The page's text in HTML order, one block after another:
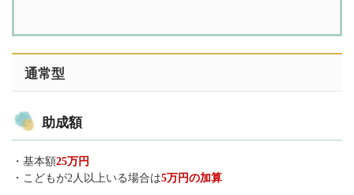
通常型
助成額
・基本額25万円
・こどもが2人以上いる場合は5万円の加算